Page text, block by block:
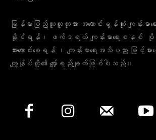
မြန်မာပြည်သူလူထုအား အကောင်းမွန်ဆုံး ကျန်းမာရေး
နိုင်ရန်၊ ဖက်ဒရယ် ကျန်းမာရေးစနစ် ပို
အားကောင်းစေရန် ၊ ကျန်းမာရေးအသိပညာ မြင့်
ကျွန်ုပ်တို့၏ မျှော်ရည်ချက်ဖြစ်ပါသည်။